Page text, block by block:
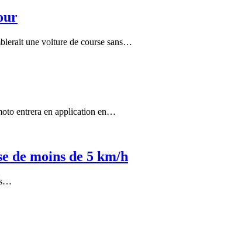
une voiture de course sans…
entrera en application en…
de moins de 5 km/h